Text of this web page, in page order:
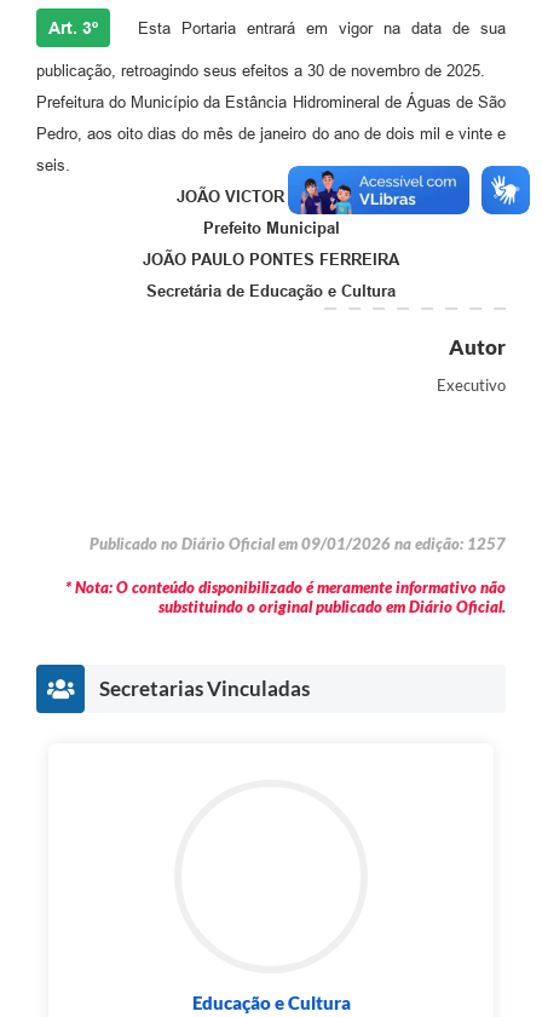
Art. 3º Esta Portaria entrará em vigor na data de sua
publicação, retroagindo seus efeitos a 30 de novembro de 2025.
Prefeitura do Município da Estância Hidromineral de Águas de São
Pedro, aos oito dias do mês de janeiro do ano de dois mil e vinte e
seis.
JOÃO VICTOR BARBOZA
Prefeito Municipal
JOÃO PAULO PONTES FERREIRA
Secretária de Educação e Cultura
Autor
Executivo
Publicado no Diário Oficial em 09/01/2026 na edição: 1257
* Nota: O conteúdo disponibilizado é meramente informativo não
substituindo o original publicado em Diário Oficial.
Secretarias Vinculadas
Educação e Cultura